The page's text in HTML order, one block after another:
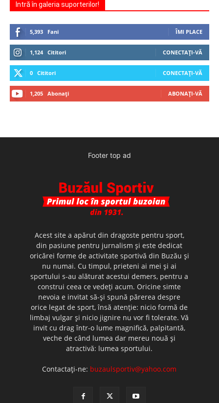
Intră în galeria suporterilor!
5,393 Fani ÎMI PLACE
1,124 Cititori CONECTAȚI-VĂ
0 Cititori CONECTAȚI-VĂ
1,205 Abonați ABONAȚI-VĂ
Footer top ad
Acest site a apărut din dragoste pentru sport,
din pasiune pentru jurnalism şi este dedicat
oricărei forme de activitate sportivă din Buzău şi
nu numai. Cu timpul, prieteni ai mei şi ai
sportului s-au alăturat acestui demers, pentru a
construi ceea ce vedeţi acum. Oricine simte
nevoia e invitat să-şi spună părerea despre
orice legat de sport, însă atenţie: nicio formă de
limbaj vulgar şi nicio jignire nu vor fi tolerate. Vă
invit cu drag într-o lume magnifică, palpitantă,
veche de când lumea dar mereu nouă şi
atractivă: lumea sportului.
Contactați-ne: buzaulsportiv@yahoo.com